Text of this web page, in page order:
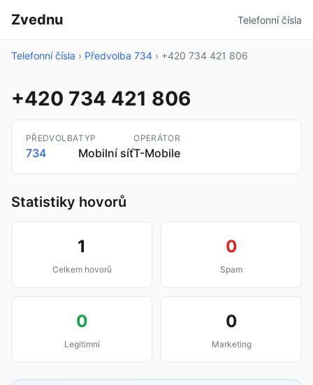
Zvednu Telefonní čísla
Telefonní čísla › Předvolba 734 › +420 734 421 806
+420 734 421 806
PŘEDVOLBA
734
TYP
Mobilní síť
OPERÁTOR
T-Mobile
Statistiky hovorů
1
Celkem hovorů
0
Spam
0
Legitimní
0
Marketing